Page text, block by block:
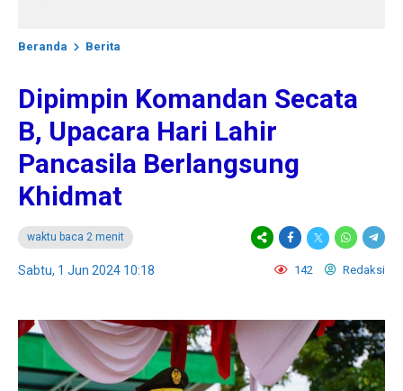
Beranda Berita
Dipimpin Komandan Secata
B, Upacara Hari Lahir
Pancasila Berlangsung
Khidmat
waktu baca 2 menit
Sabtu, 1 Jun 2024 10:18 142 Redaksi